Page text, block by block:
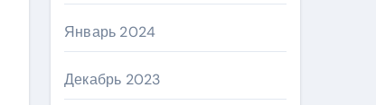
Январь 2024
Декабрь 2023